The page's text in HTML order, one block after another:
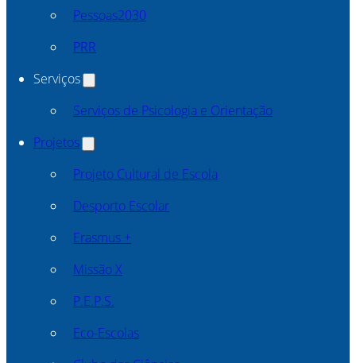
Pessoas2030
PRR
Serviços
Serviços de Psicologia e Orientação
Projetos
Projeto Cultural de Escola
Desporto Escolar
Erasmus +
Missão X
P.E.P.S.
Eco-Escolas